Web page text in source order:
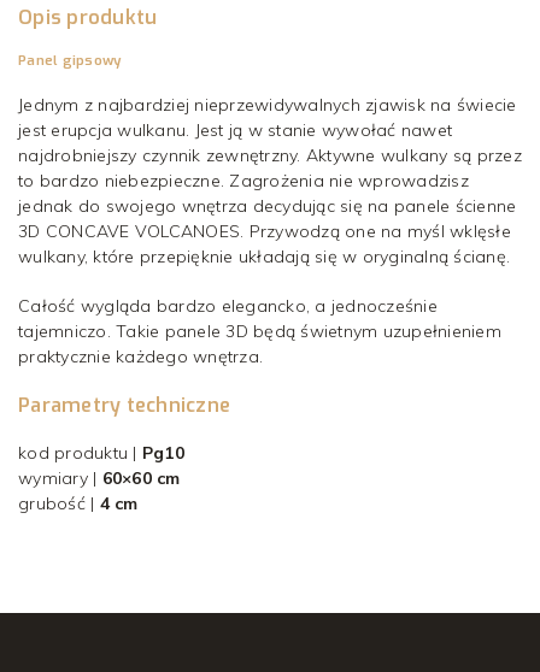
Opis produktu
Panel gipsowy
Jednym z najbardziej nieprzewidywalnych zjawisk na świecie
jest erupcja wulkanu. Jest ją w stanie wywołać nawet
najdrobniejszy czynnik zewnętrzny. Aktywne wulkany są przez
to bardzo niebezpieczne. Zagrożenia nie wprowadzisz
jednak do swojego wnętrza decydując się na panele ścienne
3D CONCAVE VOLCANOES. Przywodzą one na myśl wklęsłe
wulkany, które przepięknie układają się w oryginalną ścianę.
Całość wygląda bardzo elegancko, a jednocześnie
tajemniczo. Takie panele 3D będą świetnym uzupełnieniem
praktycznie każdego wnętrza.
Parametry techniczne
kod produktu | Pg10
wymiary | 60×60 cm
grubość | 4 cm